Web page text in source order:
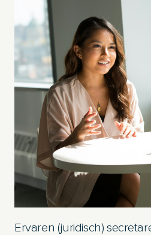
Ervaren (juridisch)